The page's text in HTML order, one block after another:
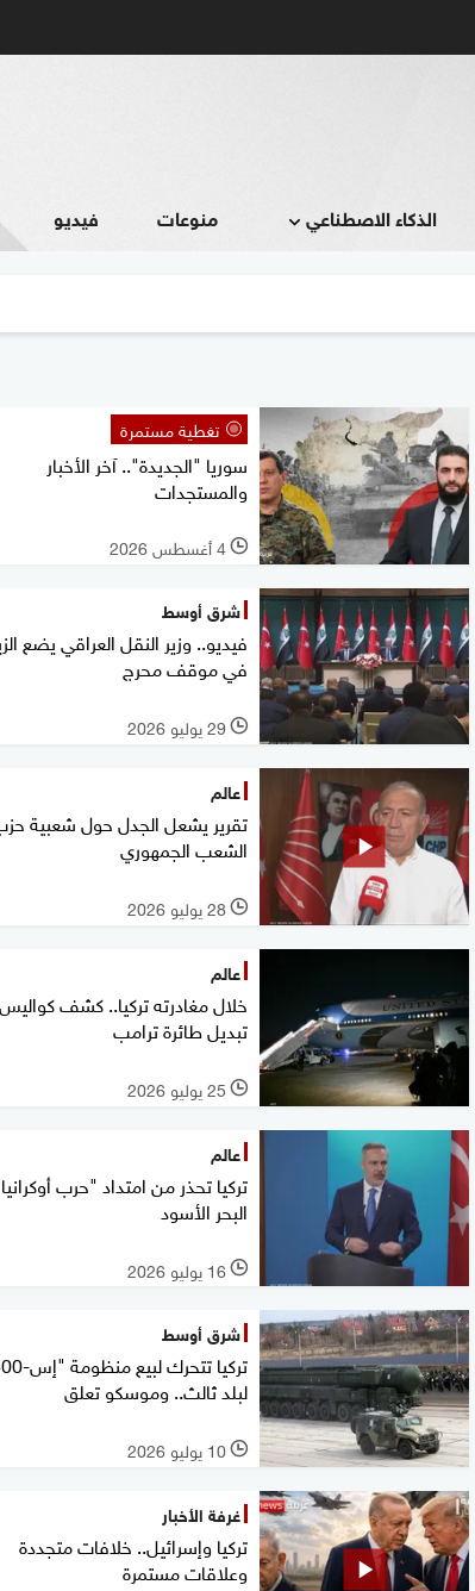
الذكاء الاصطناعي منوعات فيديو
تغطية مستمرة
سوريا "الجديدة".. آخر الأخبار
والمستجدات
l 4 أغسطس 2026
شرق أوسط
فيديو.. وزير النقل العراقي يضع
في موقف محرج
l 29 يوليو 2026
عالم
تقرير يشعل الجدل حول شعبية
الشعب الجمهوري
l 28 يوليو 2026
عالم
خلال مغادرته تركيا.. كشف كواليس
تبديل طائرة ترامب
l 25 يوليو 2026
عالم
تركيا تحذر من امتداد "حرب
البحر الأسود
l 16 يوليو 2026
شرق أوسط
لبلد ثالث.. وموسكو تعلق
l 10 يوليو 2026
غرفة الأخبار
تركيا وإسرائيل.. خلافات متجددة
وعلاقات مستمرة